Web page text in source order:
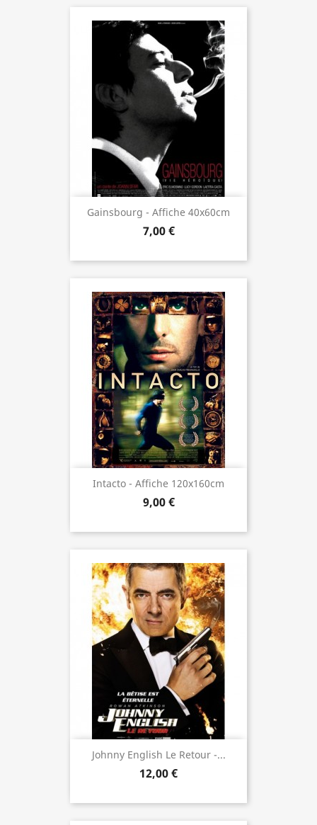
Gainsbourg - Affiche 40x60cm
7,00 €
Intacto - Affiche 120x160cm
9,00 €
Johnny English Le Retour -...
12,00 €